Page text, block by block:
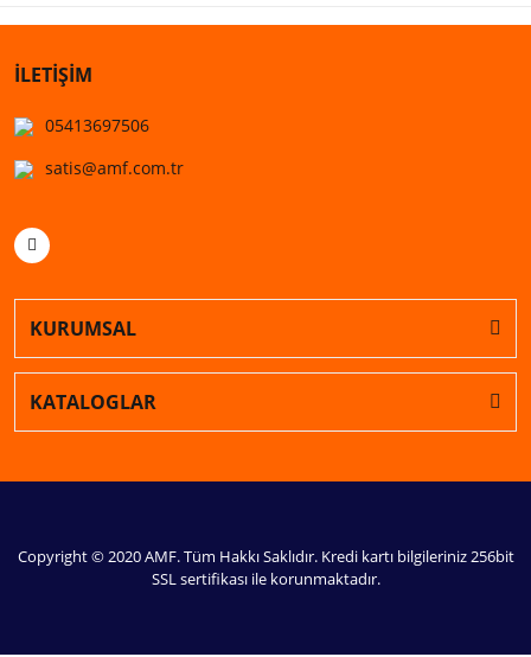
İLETİŞİM
05413697506
satis@amf.com.tr
KURUMSAL
KATALOGLAR
Copyright © 2020 AMF. Tüm Hakkı Saklıdır. Kredi kartı bilgileriniz 256bit
SSL sertifikası ile korunmaktadır.